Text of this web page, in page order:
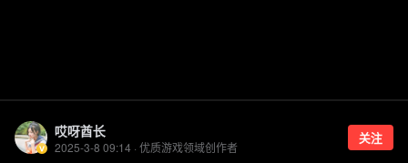
哎呀酋长
2025-3-8 09:14 · 优质游戏领域创作者
关注